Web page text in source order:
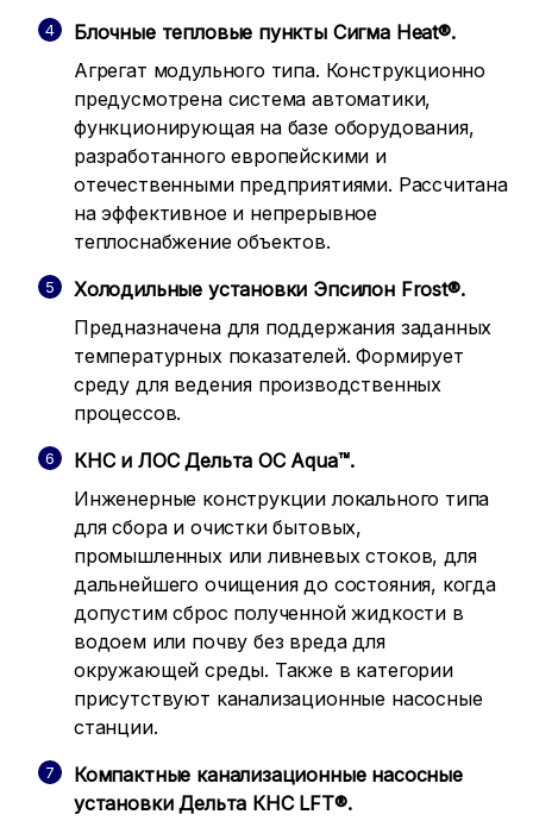
Блочные тепловые пункты Сигма Heat®.
Агрегат модульного типа. Конструкционно
предусмотрена система автоматики,
функционирующая на базе оборудования,
разработанного европейскими и
отечественными предприятиями. Рассчитана
на эффективное и непрерывное
теплоснабжение объектов.
Холодильные установки Эпсилон Frost®.
Предназначена для поддержания заданных
температурных показателей. Формирует
среду для ведения производственных
процессов.
КНС и ЛОС Дельта ОС Aqua™.
Инженерные конструкции локального типа
для сбора и очистки бытовых,
промышленных или ливневых стоков, для
дальнейшего очищения до состояния, когда
допустим сброс полученной жидкости в
водоем или почву без вреда для
окружающей среды. Также в категории
присутствуют канализационные насосные
станции.
Компактные канализационные насосные
установки Дельта КНС LFT®.